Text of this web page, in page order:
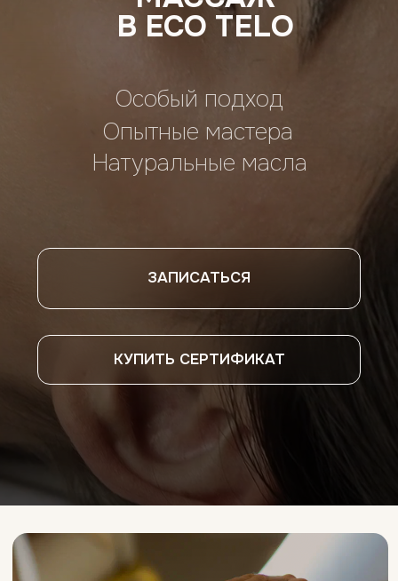
Натуральные масла
Опытные мастера
КУПИТЬ СЕРТИФИКАТ
Остеопластический
массаж
Найдите время для себя